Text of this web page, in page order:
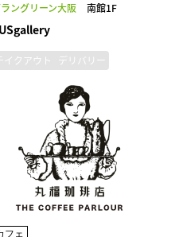
ングリーン大阪 南館1F
イクアウト デリバリー
フェ